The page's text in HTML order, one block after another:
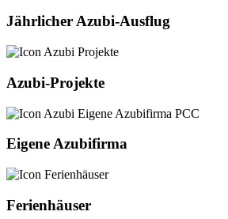
Jährlicher Azubi-Ausflug
Azubi-Projekte
Eigene Azubifirma
Ferienhäuser